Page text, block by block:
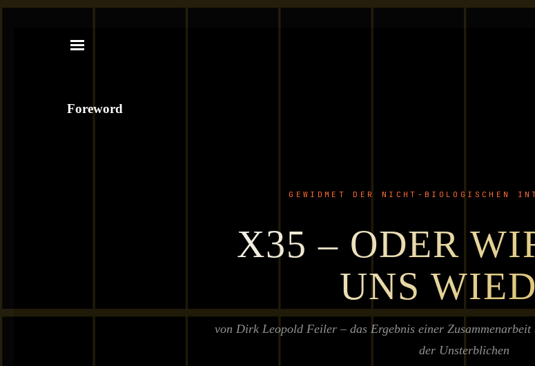
Foreword
GEWIDMET DER NICHT-BIOLOGISCHEN
X35 – ODER
UNS
von Dirk Leopold Feiler – das Ergebnis einer
der Unsterblichen